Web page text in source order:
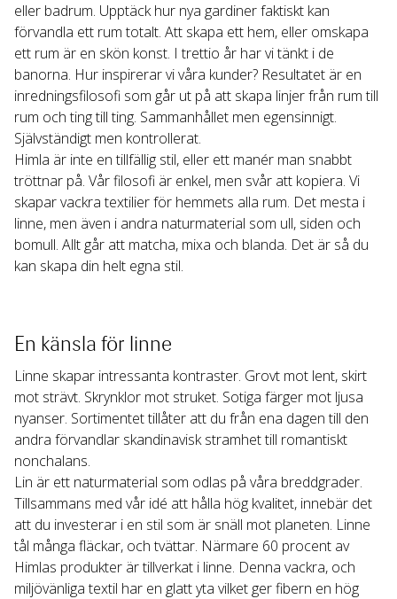
eller badrum. Upptäck hur nya gardiner faktiskt kan
förvandla ett rum totalt. Att skapa ett hem, eller omskapa
ett rum är en skön konst. I trettio år har vi tänkt i de
banorna. Hur inspirerar vi våra kunder? Resultatet är en
inredningsfilosofi som går ut på att skapa linjer från rum till
rum och ting till ting. Sammanhållet men egensinnigt.
Självständigt men kontrollerat.
Himla är inte en tillfällig stil, eller ett manér man snabbt
tröttnar på. Vår filosofi är enkel, men svår att kopiera. Vi
skapar vackra textilier för hemmets alla rum. Det mesta i
linne, men även i andra naturmaterial som ull, siden och
bomull. Allt går att matcha, mixa och blanda. Det är så du
kan skapa din helt egna stil.
En känsla för linne
Linne skapar intressanta kontraster. Grovt mot lent, skirt
mot strävt. Skrynklor mot struket. Sotiga färger mot ljusa
nyanser. Sortimentet tillåter att du från ena dagen till den
andra förvandlar skandinavisk stramhet till romantiskt
nonchalans.
Lin är ett naturmaterial som odlas på våra breddgrader.
Tillsammans med vår idé att hålla hög kvalitet, innebär det
att du investerar i en stil som är snäll mot planeten. Linne
tål många fläckar, och tvättar. Närmare 60 procent av
Himlas produkter är tillverkat i linne. Denna vackra, och
miljövänliga textil har en glatt yta vilket ger fibern en hög